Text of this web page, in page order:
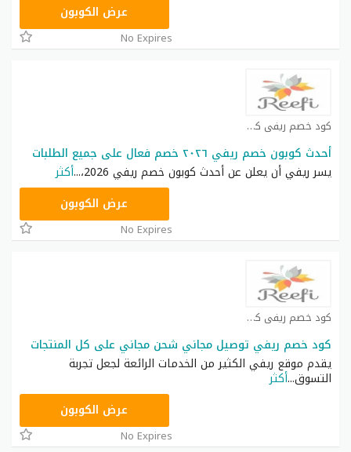
عرض الكوبون
No Expires
كود خصم ريفي كوبون
أحدث كوبون خصم ريفي ٢٠٢٦ خصم فعال على جميع الطلبات
يسر ريفي أن يعلن عن أحدث كوبون خصم ريفي 2026،
...أكثر
عرض الكوبون
No Expires
كود خصم ريفي كوبون
كود خصم ريفي توصيل مجاني شحن مجاني على كل المنتجات
يقدم موقع ريفي الكثير من الخدمات الرائعة لجعل تجربة
التسوق...أكثر
عرض الكوبون
No Expires